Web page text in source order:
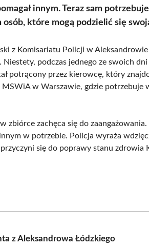
innym. Teraz sam
które mogą podzielić się
z Komisariatu Policji w Aleksandrowie
podczas jednego ze swoich
potrącony przez kierowcę, który
w Warszawie, gdzie potrzebuje
zbiórce zachęca się do zaangażowania.
w potrzebie. Policja wyraża
się do poprawy stanu zdrowia
z Aleksandrowa Łódzkiego